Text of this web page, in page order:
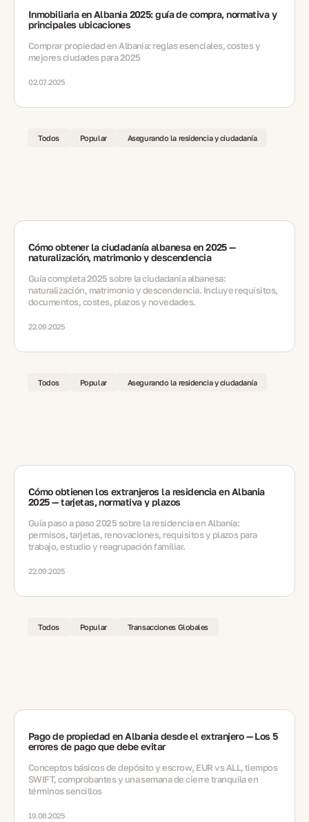
Inmobiliaria en Albania 2025: guía de compra, normativa y
principales ubicaciones
Comprar propiedad en Albania: reglas esenciales, costes y
mejores ciudades para 2025
02.07.2025
Todos Popular Asegurando la residencia y ciudadanía
Cómo obtener la ciudadanía albanesa en 2025 —
naturalización, matrimonio y descendencia
Guía completa 2025 sobre la ciudadanía albanesa:
naturalización, matrimonio y descendencia. Incluye requisitos,
documentos, costes, plazos y novedades.
22.09.2025
Todos Popular Asegurando la residencia y ciudadanía
Cómo obtienen los extranjeros la residencia en Albania
2025 — tarjetas, normativa y plazos
Guía paso a paso 2025 sobre la residencia en Albania:
permisos, tarjetas, renovaciones, requisitos y plazos para
trabajo, estudio y reagrupación familiar.
22.09.2025
Todos Popular Transacciones Globales
Pago de propiedad en Albania desde el extranjero — Los 5
errores de pago que debe evitar
Conceptos básicos de depósito y escrow, EUR vs ALL, tiempos
SWIFT, comprobantes y una semana de cierre tranquila en
términos sencillos
19.08.2025